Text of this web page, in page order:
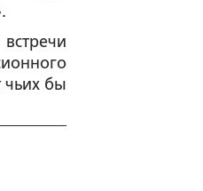
чьих бы